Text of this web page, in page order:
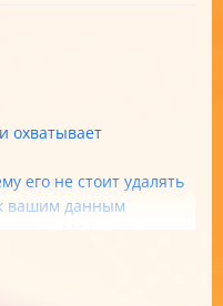
охватывает
его не стоит удалять
вашим данным
в MSA и как их
рекламы в